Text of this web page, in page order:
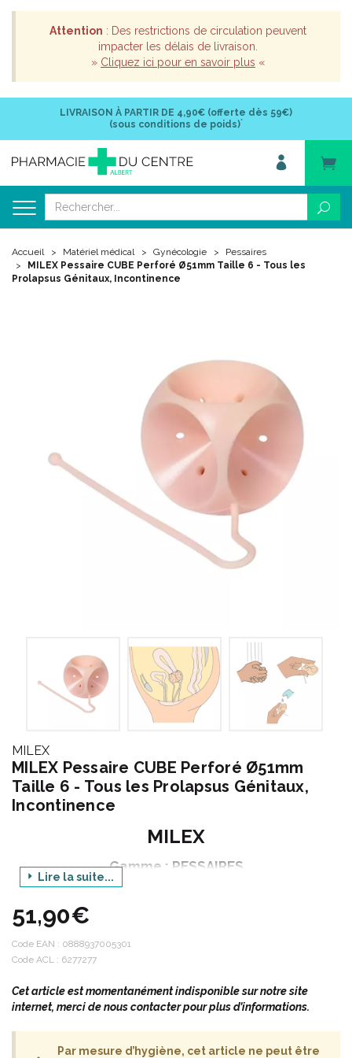
Attention : Des restrictions de circulation peuvent
impacter les délais de livraison.
» Cliquez ici pour en savoir plus «
LIVRAISON À PARTIR DE 4,90€ (offerte dès 59€)
(sous conditions de poids)*
Accueil Matériel médical Gynécologie
Pessaires
MILEX Pessaire CUBE Perforé Ø51mm Taille 6 - Tous les
Prolapsus Génitaux, Incontinence
MILEX
MILEX Pessaire CUBE Perforé Ø51mm
Taille 6 - Tous les Prolapsus Génitaux,
Incontinence
MILEX
Gamme : PESSAIRES
Produit : CUBE PERFORE
Diamètre : 51 mm
Lire la suite...
51,90€
Code EAN : 0888937005301
Code ACL : 6277277
Cet article est momentanément indisponible sur notre site
internet, merci de nous contacter pour plus d’informations.
Par mesure d’hygiène, cet article ne peut être